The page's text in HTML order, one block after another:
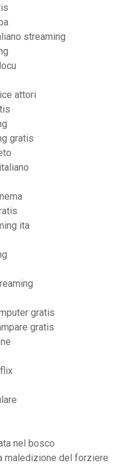
streaming
attori
gratis
ita
gratis
gratis
nel bosco
maledizione del forziere